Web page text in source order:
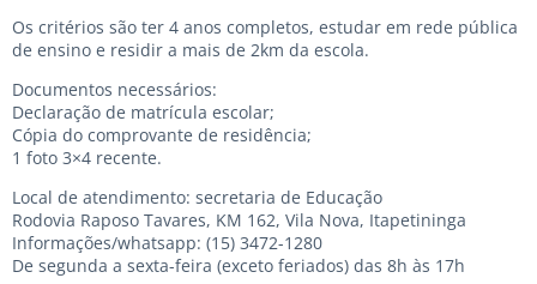
Os critérios são ter 4 anos completos, estudar em rede pública
de ensino e residir a mais de 2km da escola.
Documentos necessários:
Declaração de matrícula escolar;
Cópia do comprovante de residência;
1 foto 3×4 recente.
Local de atendimento: secretaria de Educação
Rodovia Raposo Tavares, KM 162, Vila Nova, Itapetininga
Informações/whatsapp: (15) 3472-1280
De segunda a sexta-feira (exceto feriados) das 8h às 17h